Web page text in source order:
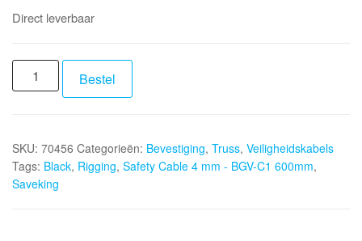
Direct leverbaar
SAVEKING
Safety
mm
-
BGV-
Bestel
SKU: 70456 Categorieën: Bevestiging, Truss, Veiligheidskabels
Tags: Black, Rigging, Safety Cable 4 mm - BGV-C1 600mm,
Saveking